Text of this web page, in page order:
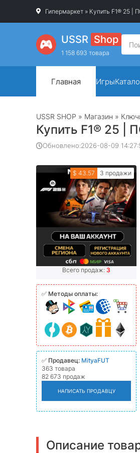
Гипермаркет » Купить F1® 25 |
USSR Shop
1 158 693 товара
Главная Игры
USSR SHOP » Магазин »
Купить F1® 25 |
Обновлено:2026-08-09
$ 43.57 3 продажи
Всего продаж: 3
✅ Методы оплаты:
✅ Продавец: MityaFUT
363 товара
82 673 продаж
НАПИСАТЬ ПРОДАВЦУ
Описание